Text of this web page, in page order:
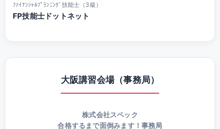
ﾌｧｲﾅﾝｼｬﾙﾌﾟﾗﾝﾆﾝｸﾞ技能士（3級）
FP技能士ドットネット
大阪講習会場（事務局）
株式会社スペック
合格するまで面倒みます！事務局